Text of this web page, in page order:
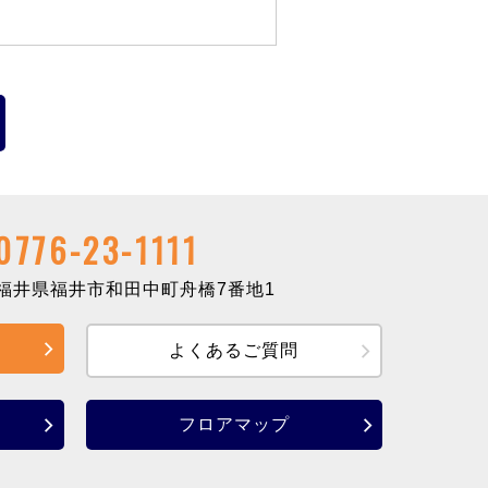
23-1111
県福井市和田中町舟橋7番地1
よくあるご質問
フロアマップ